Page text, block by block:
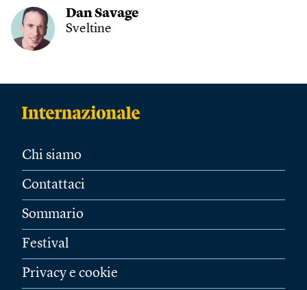
Dan Savage
Sveltine
Chi siamo
Contattaci
Sommario
Festival
Privacy e cookie